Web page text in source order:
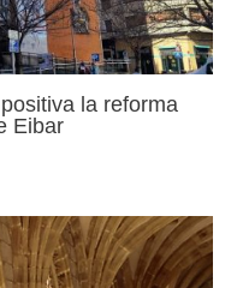
la reforma
Eibar